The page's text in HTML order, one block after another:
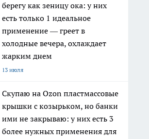
берегу как зеницу ока: у них
есть только 1 идеальное
применение — греет в
холодные вечера, охлаждает
жарким днем
13 июля
Скупаю на Ozon пластмассовые
крышки с козырьком, но банки
ими не закрываю: у них есть 3
более нужных применения для